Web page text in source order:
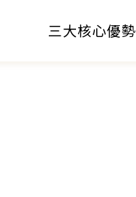
三大核心優勢